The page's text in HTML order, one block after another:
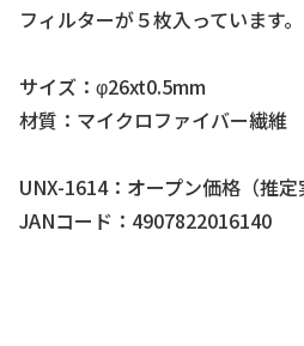
フィルターが５枚入っています。
サイズ：φ26xt0.5mm
材質：マイクロファイバー繊維
UNX-1614：オープン価格（推定
JANコード：4907822016140